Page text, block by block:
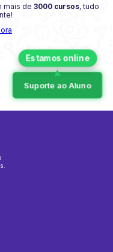
mais de 3000 cursos, tudo
Suporte ao Aluno